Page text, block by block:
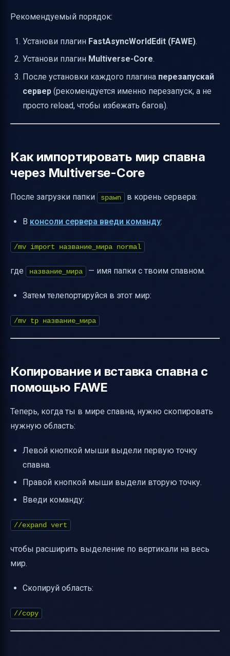
Рекомендуемый порядок:
Установи плагин FastAsyncWorldEdit (FAWE).
Установи плагин Multiverse-Core.
После установки каждого плагина перезапускай
сервер (рекомендуется именно перезапуск, а не
просто reload, чтобы избежать багов).
Как импортировать мир спавна
через Multiverse-Core
После загрузки папки spawn в корень сервера:
В консоли сервера введи команду:
/mv import название_мира normal
где название_мира — имя папки с твоим спавном.
Затем телепортируйся в этот мир:
/mv tp название_мира
Копирование и вставка спавна с
помощью FAWE
Теперь, когда ты в мире спавна, нужно скопировать
нужную область:
Левой кнопкой мыши выдели первую точку
спавна.
Правой кнопкой мыши выдели вторую точку.
Введи команду:
//expand vert
чтобы расширить выделение по вертикали на весь
мир.
Скопируй область:
//copy